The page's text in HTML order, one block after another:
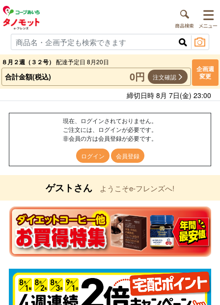
８月２週（３２号） 配達予定日 8月20日
合計金額(税込) 0円 注文確認
企画週
変更
締切日時 8月 7日(金) 23:00
現在、ログインされておりません。
ご注文には、ログインが必要です。
非会員の方は会員登録が必要です。
ログイン 会員登録
ゲストさんようこそe-フレンズへ!